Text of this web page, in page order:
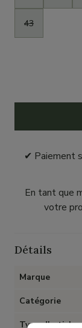
43
✔ Paiement
En tant que
votre
Détails
Marque
Catégorie
Type d'article